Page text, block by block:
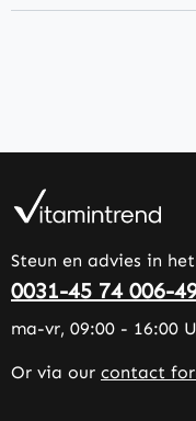
Steun en advies in
0031-45 74 006-
ma-vr, 09:00 - 16:00
Or via our contact